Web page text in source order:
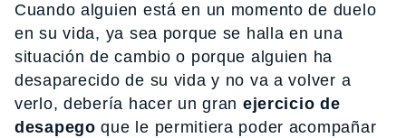
Cuando alguien está en un momento de duelo
en su vida, ya sea porque se halla en una
situación de cambio o porque alguien ha
desaparecido de su vida y no va a volver a
verlo, debería hacer un gran ejercicio de
desapego que le permitiera poder acompañar